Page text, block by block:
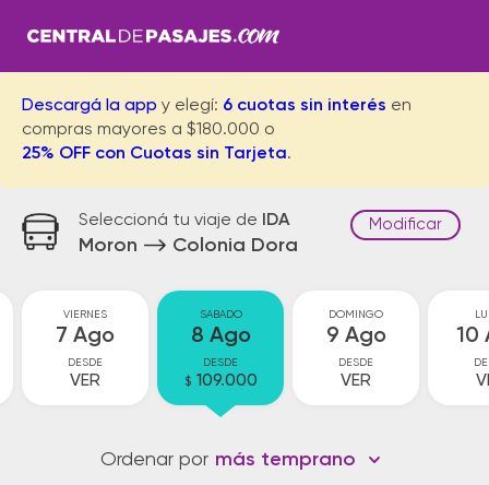
Descargá la app y elegí: 6 cuotas sin interés en
compras mayores a $180.000 o
25% OFF con Cuotas sin Tarjeta.
Seleccioná tu viaje de IDA
Moron Colonia Dora
Modificar
VIERNES
7 Ago
DESDE
VER
SABADO
8 Ago
DESDE
$ 109.000
DOMINGO
9 Ago
DESDE
VER
10
Ordenar por más temprano